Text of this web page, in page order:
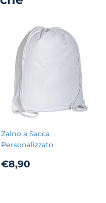
Zaino a Sacca
Personalizzato
Prezzo
€8,90